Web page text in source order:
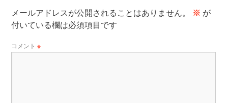
メールアドレスが公開されることはありません。 ※ が
付いている欄は必須項目です
コメント※